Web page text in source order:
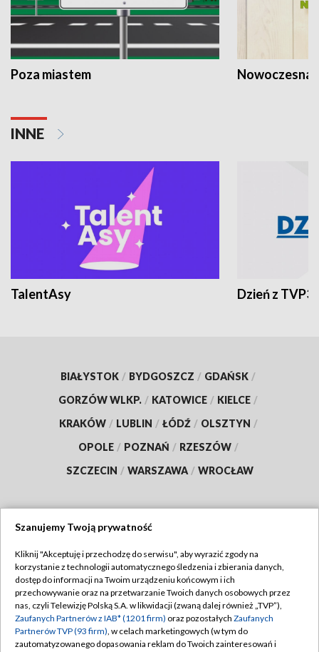
Poza miastem Nowoczesna
INNE
TalentAsy Dzień z TVP3
BIAŁYSTOK / BYDGOSZCZ / GDAŃSK /
GORZÓW WLKP. / KATOWICE / KIELCE /
KRAKÓW / LUBLIN / ŁÓDŹ / OLSZTYN /
OPOLE / POZNAŃ / RZESZÓW /
SZCZECIN / WARSZAWA / WROCŁAW
TVP
Abonament TVP
Emisja w TVP
Centrum informacji TVP
Regulamin TVP
Polityka prywatności
Moje zgody
Szanujemy Twoją prywatność
Kliknij "Akceptuję i przechodzę do serwisu", aby wyrazić zgody na
korzystanie z technologii automatycznego śledzenia i zbierania danych,
dostęp do informacji na Twoim urządzeniu końcowym i ich
przechowywanie oraz na przetwarzanie Twoich danych osobowych przez
nas, czyli Telewizję Polską S.A. w likwidacji (zwaną dalej również „TVP”),
Zaufanych Partnerów z IAB* (1201 firm) oraz pozostałych Zaufanych
Partnerów TVP (93 firm), w celach marketingowych (w tym do
zautomatyzowanego dopasowania reklam do Twoich zainteresowań i